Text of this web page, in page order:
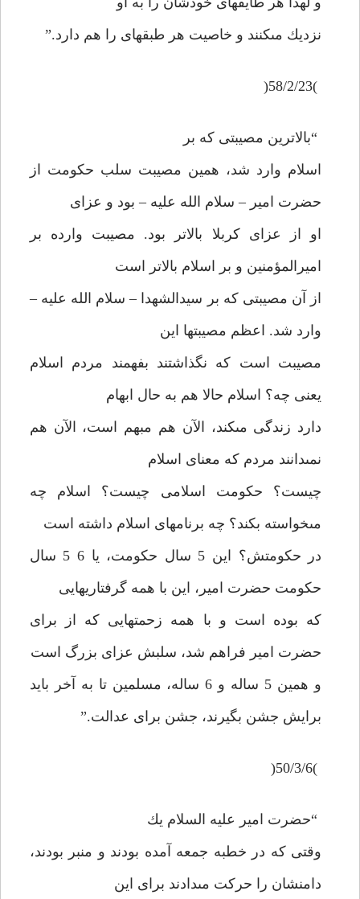
نزديك مى‏كنند و خاصيت هر طبقه‏اى را هم دارد.”
)58/2/23(
“بالاترين مصيبتى كه بر
اسلام وارد شد، همين مصيبت سلب حكومت از
حضرت امير – سلام الله عليه – بود و عزاى
او از عزاى كربلا بالاتر بود. مصيبت وارده بر
اميرالمؤمنين و بر اسلام بالاتر است
از آن مصيبتى كه بر سيدالشهدا – سلام الله عليه –
وارد شد. اعظم مصيبت‏ها اين
مصيبت است كه نگذاشتند بفهمند مردم اسلام
يعنى چه؟ اسلام حالا هم به حال ابهام
دارد زندگى مى‏كند، الآن هم مبهم است، الآن هم
نمى‏دانند مردم كه معناى اسلام
چيست؟ حكومت اسلامى چيست؟ اسلام چه
مى‏خواسته بكند؟ چه برنامه‏اى اسلام داشته است
در حكومتش؟ اين 5 سال حكومت، يا 6 5 سال
حكومت حضرت امير، اين با همه گرفتاريهايى
كه بوده است و با همه زحمتهايى كه از براى
حضرت امير فراهم شد، سلبش عزاى بزرگ است
و همين 5 ساله و 6 ساله، مسلمين تا به آخر بايد
برايش جشن بگيرند، جشن براى عدالت.”
)50/3/6(
“حضرت امير عليه السلام يك
وقتى كه در خطبه جمعه آمده بودند و منبر بودند،
دامنشان را حركت مى‏دادند براى اين